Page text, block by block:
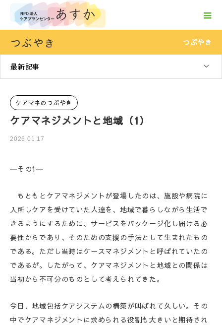
つぶやき つぶやき
最新記事
ケアマネのつぶやき
ケアマネジメントと地域（1）
2026.01.17
―その1―
もともとケアマネジメントが登場したのは、施設や病院に
入所しケアを受けていた人達を、地域で暮らしながら生活で
きるようにするために、サービスをパッケージ化し届ける必
要性からであり、そのための支援の手法として生まれたもの
である。ただし当時はケースマネジメントと呼ばれていたの
であるが。したがって、ケアマネジメントと地域との関係は
当初から不可分のものとして考えられてきた。
今日、地域包括ケアシステムの構築が叫ばれて久しい。その
中でケアマネジメントに求められる役割も大きいと期待され